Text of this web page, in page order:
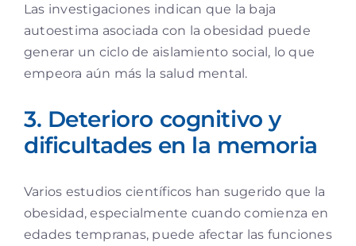
Las investigaciones indican que la baja
autoestima asociada con la obesidad puede
generar un ciclo de aislamiento social, lo que
empeora aún más la salud mental.
3. Deterioro cognitivo y
dificultades en la memoria
Varios estudios científicos han sugerido que la
obesidad, especialmente cuando comienza en
edades tempranas, puede afectar las funciones